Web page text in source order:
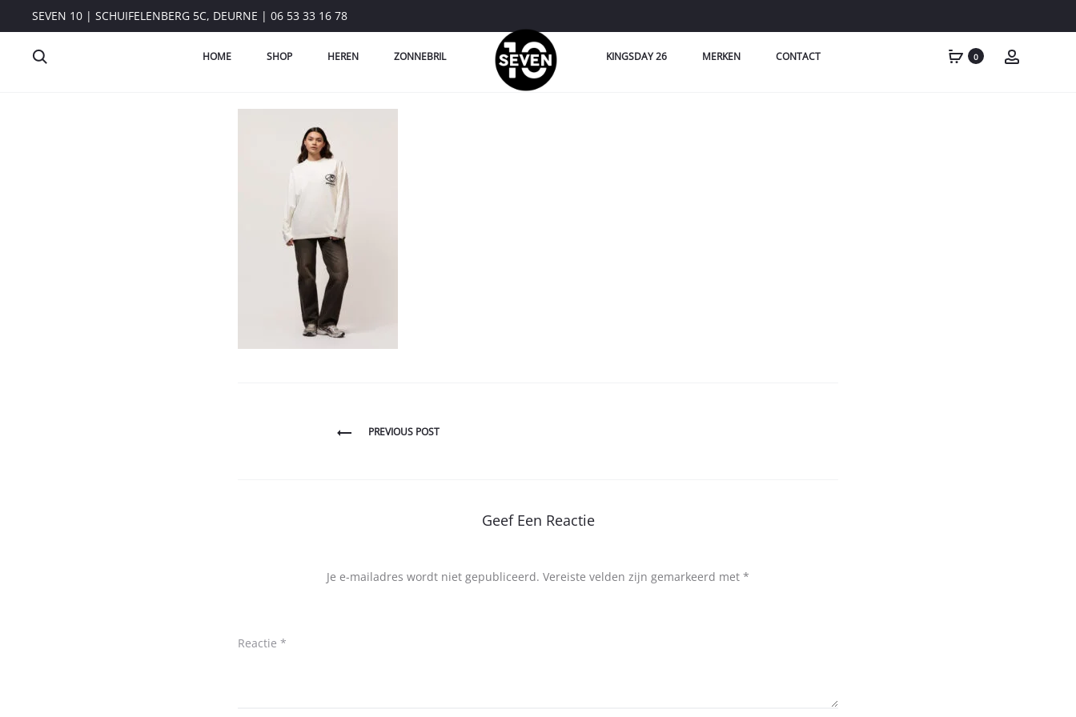
SEVEN 10 | SCHUIFELENBERG 5C, DEURNE | 06 53 33 16 78
HOME SHOP HEREN ZONNEBRIL KINGSDAY 26 MERKEN CONTACT 0
PREVIOUS POST
Geef Een Reactie
Je e-mailadres wordt niet gepubliceerd. Vereiste velden zijn gemarkeerd met *
Reactie *